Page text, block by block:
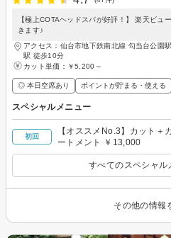
【極上COTAヘッドスパが好評！】 楽天ビュ
きます♪
アクセス：仙台市地下鉄南北線 勾当台公園
駅 徒歩10分
カット単価： ￥5,200～
◎ 本日空席あり ポイントが貯まる・使える
スペシャルメニュー
初回
【オススメNo.3】カット＋
ートメント ￥13,000
すべてのスペシャル
その他の情報